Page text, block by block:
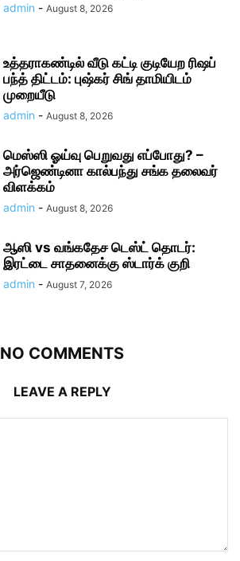
admin - August 8, 2026
உத்தராகண்டில் வீடு கட்டி குடியேற ரிஷப்
பந்த் திட்டம்: புஷ்கர் சிங் தாமியிடம்
முறையீடு
admin - August 8, 2026
மெஸ்ஸி ஓய்வு பெறுவது எப்போது? –
அர்ஜெண்டினா கால்பந்து சங்க தலைவர்
விளக்கம்
admin - August 8, 2026
ஆஸி vs வங்கதேச டெஸ்ட் தொடர்:
இரட்டை சாதனைக்கு ஸ்டார்க் குறி
admin - August 7, 2026
NO COMMENTS
LEAVE A REPLY